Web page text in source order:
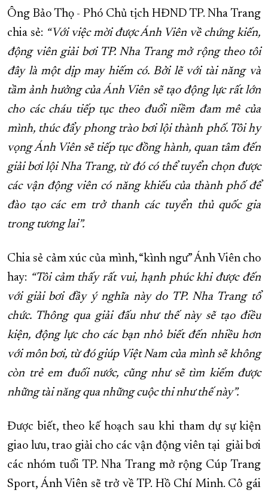
Ông Bảo Thọ - Phó Chủ tịch HĐND TP. Nha Trang
chia sẻ: “Với việc mời được Ánh Viên về chứng kiến,
động viên giải bơi TP. Nha Trang mở rộng theo tôi
đây là một dịp may hiếm có. Bởi lẽ với tài năng và
tầm ảnh hưởng của Ánh Viên sẽ tạo động lực rất lớn
cho các cháu tiếp tục theo đuổi niềm đam mê của
mình, thúc đẩy phong trào bơi lội thành phố. Tôi hy
vọng Ánh Viên sẽ tiếp tục đồng hành, quan tâm đến
giải bơi lội Nha Trang, từ đó có thể tuyển chọn được
các vận động viên có năng khiếu của thành phố để
đào tạo các em trở thanh các tuyển thủ quốc gia
trong tương lai”.
Chia sẻ cảm xúc của mình, “kình ngư” Ánh Viên cho
hay: “Tôi cảm thấy rất vui, hạnh phúc khi được đến
với giải bơi đầy ý nghĩa này do TP. Nha Trang tổ
chức. Thông qua giải đấu như thế này sẽ tạo điều
kiện, động lực cho các bạn nhỏ biết đến nhiều hơn
với môn bơi, từ đó giúp Việt Nam của mình sẽ không
còn trẻ em đuối nước, cũng như sẽ tìm kiếm được
những tài năng qua những cuộc thi như thế này”.
Được biết, theo kế hoạch sau khi tham dự sự kiện
giao lưu, trao giải cho các vận động viên tại giải bơi
các nhóm tuổi TP. Nha Trang mở rộng Cúp Trang
Sport, Ánh Viên sẽ trở về TP. Hồ Chí Minh. Cô gái